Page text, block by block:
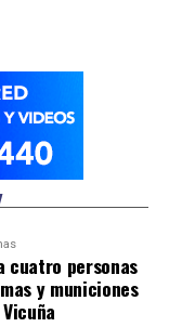
cuatro personas
y municiones